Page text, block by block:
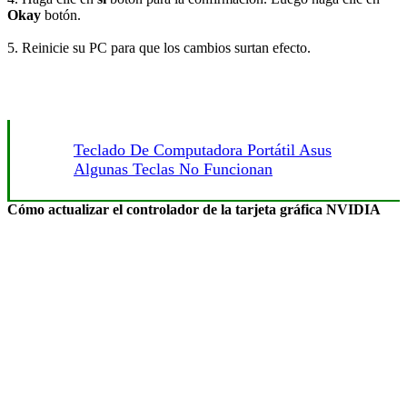
Okay botón.
5. Reinicie su PC para que los cambios surtan efecto.
Teclado De Computadora Portátil Asus
Algunas Teclas No Funcionan
Cómo actualizar el controlador de la tarjeta gráfica NVIDIA